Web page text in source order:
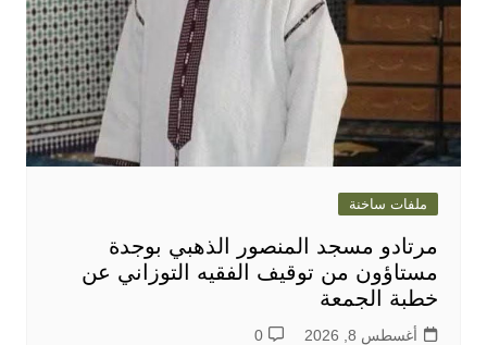
ملفات ساخنة
مرتادو مسجد المنصور الذهبي بوجدة
مستاؤون من توقيف الفقيه التوزاني عن
خطبة الجمعة
أغسطس 8, 2026 0